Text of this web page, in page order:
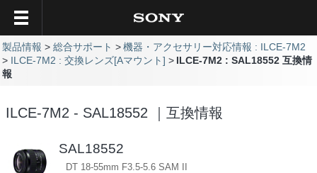
製品情報 総合サポート
機器・アクセサリー対応情報 : ILCE-7M2
ILCE-7M2 : 交換レンズ[Aマウント]
ILCE-7M2 : SAL18552 互換情
報
ILCE-7M2 - SAL18552 ｜互換情報
SAL18552
DT 18-55mm F3.5-5.6 SAM II